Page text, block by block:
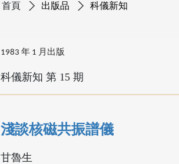
首頁 出版品 科儀新知
1983 年 1 月出版
科儀新知 第 15 期
淺談核磁共振譜儀
甘魯生